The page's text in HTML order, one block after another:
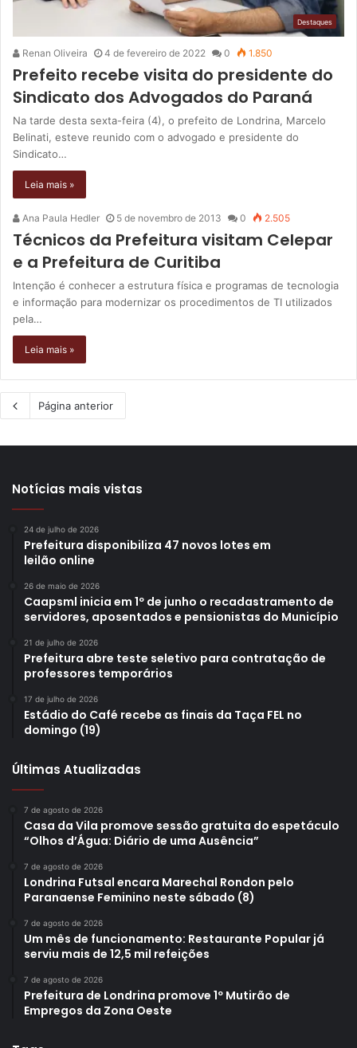
Destaques
Renan Oliveira 4 de fevereiro de 2022 0 1.850
Prefeito recebe visita do presidente do
Sindicato dos Advogados do Paraná
Na tarde desta sexta-feira (4), o prefeito de Londrina, Marcelo
Belinati, esteve reunido com o advogado e presidente do
Sindicato…
Leia mais »
Ana Paula Hedler 5 de novembro de 2013 0 2.505
Técnicos da Prefeitura visitam Celepar
e a Prefeitura de Curitiba
Intenção é conhecer a estrutura física e programas de tecnologia
e informação para modernizar os procedimentos de TI utilizados
pela…
Leia mais »
Página anterior
Notícias mais vistas
24 de julho de 2026
Prefeitura disponibiliza 47 novos lotes em
leilão online
26 de maio de 2026
Caapsml inicia em 1º de junho o recadastramento de
servidores, aposentados e pensionistas do Município
21 de julho de 2026
Prefeitura abre teste seletivo para contratação de
professores temporários
17 de julho de 2026
Estádio do Café recebe as finais da Taça FEL no
domingo (19)
Últimas Atualizadas
7 de agosto de 2026
Casa da Vila promove sessão gratuita do espetáculo
“Olhos d’Água: Diário de uma Ausência”
7 de agosto de 2026
Londrina Futsal encara Marechal Rondon pelo
Paranaense Feminino neste sábado (8)
7 de agosto de 2026
Um mês de funcionamento: Restaurante Popular já
serviu mais de 12,5 mil refeições
7 de agosto de 2026
Prefeitura de Londrina promove 1º Mutirão de
Empregos da Zona Oeste